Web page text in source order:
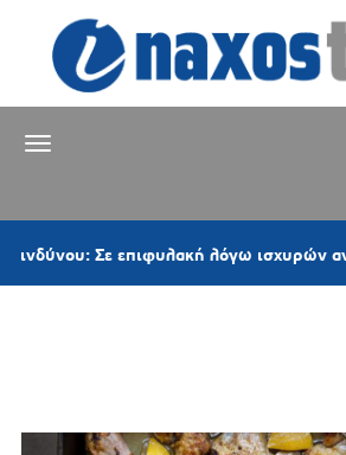
Σε επιφυλακή λόγω ισχυρών ανέμων